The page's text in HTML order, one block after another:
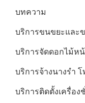
บทความ
บริการขนขยะและ
บริการจัดดอกไม้ห
บริการจ้างนางรำ
บริการติดตั้งเครื่อง